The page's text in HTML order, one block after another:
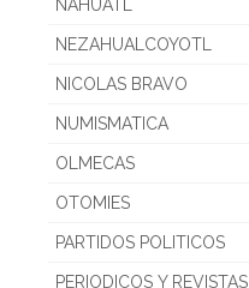
NAHUATL
NEZAHUALCOYOTL
NICOLAS BRAVO
NUMISMATICA
OLMECAS
OTOMIES
PARTIDOS POLITICOS
PERIODICOS Y REVISTAS